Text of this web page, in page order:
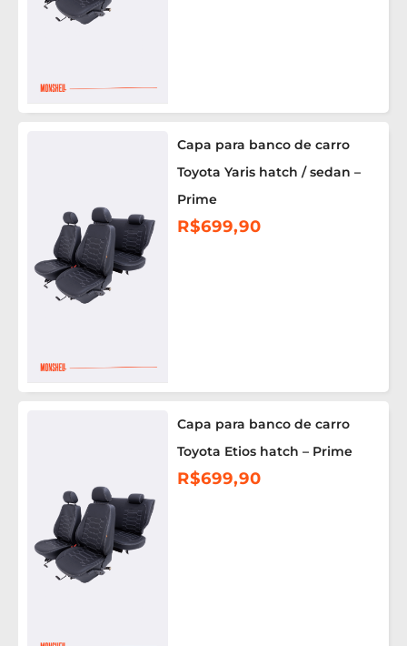
Capa para banco de carro
Toyota Yaris hatch / sedan –
Prime
R$699,90
Capa para banco de carro
Toyota Etios hatch – Prime
R$699,90